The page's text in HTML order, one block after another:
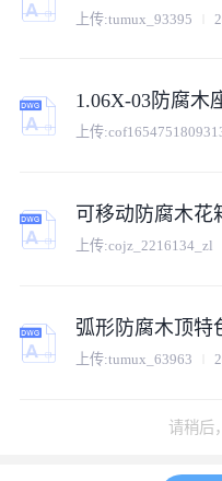
上传:tumux_93395
1.06X-03防腐木
上传:
可移动防腐木花
上传:cojz_2216134_zl
弧形防腐木顶特
上传:tumux_63963
请稍后